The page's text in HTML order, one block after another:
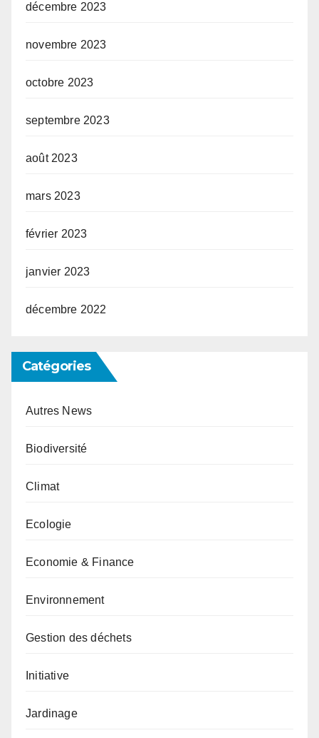
décembre 2023
novembre 2023
octobre 2023
septembre 2023
août 2023
mars 2023
février 2023
janvier 2023
décembre 2022
Catégories
Autres News
Biodiversité
Climat
Ecologie
Economie & Finance
Environnement
Gestion des déchets
Initiative
Jardinage